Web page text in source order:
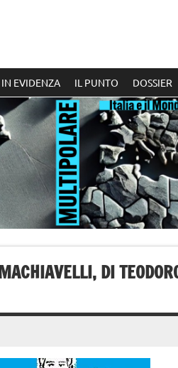
IN EVIDENZA IL PUNTO DOSSIER
DI